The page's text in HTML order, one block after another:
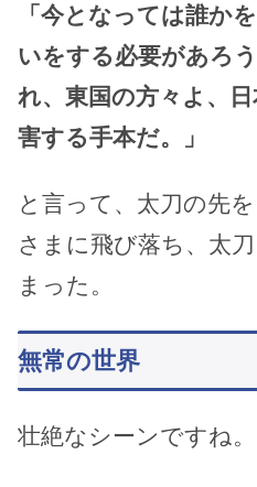
「今となっては誰か
いをする必要があろ
れ、東国の方々よ、
害する手本だ。」
と言って、太刀の先
さまに飛び落ち、太
まった。
無常の世界
壮絶なシーンですね。